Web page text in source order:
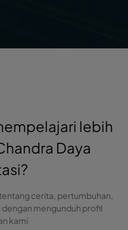
lebih
Daya
cerita, pertumbuhan,
mengunduh profil
kami